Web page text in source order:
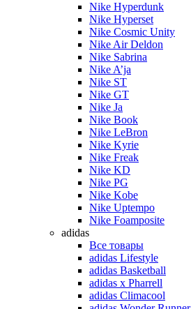
Nike Hyperdunk
Nike Hyperset
Nike Cosmic Unity
Nike Air Deldon
Nike Sabrina
Nike A’ja
Nike ST
Nike GT
Nike Ja
Nike Book
Nike LeBron
Nike Kyrie
Nike Freak
Nike KD
Nike PG
Nike Kobe
Nike Uptempo
Nike Foamposite
adidas
Все товары
adidas Lifestyle
adidas Basketball
adidas x Pharrell
adidas Climacool